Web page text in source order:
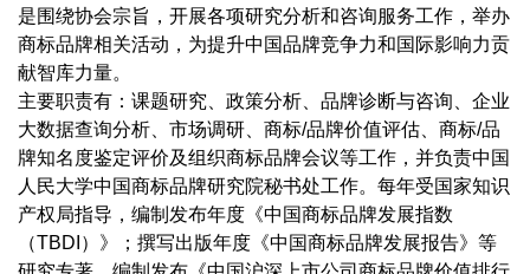
是围绕协会宗旨，开展各项研究分析和咨询服务工作，举办
商标品牌相关活动，为提升中国品牌竞争力和国际影响力贡
献智库力量。
主要职责有：课题研究、政策分析、品牌诊断与咨询、企业
大数据查询分析、市场调研、商标/品牌价值评估、商标/品
牌知名度鉴定评价及组织商标品牌会议等工作，并负责中国
人民大学中国商标品牌研究院秘书处工作。每年受国家知识
产权局指导，编制发布年度《中国商标品牌发展指数
（TBDI）》；撰写出版年度《中国商标品牌发展报告》等